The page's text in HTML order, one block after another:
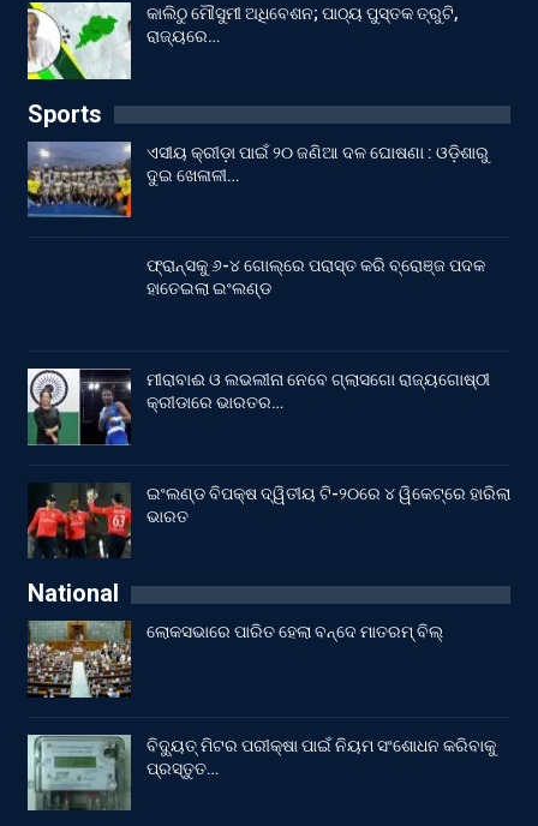
କାଲିଠୁ ମୌସୁମୀ ଅଧିବେଶନ; ପାଠ୍ୟ ପୁସ୍ତକ ତ୍ରୁଟି,
ରାଜ୍ୟରେ…
Sports
ଏସୀୟ କ୍ରୀଡ଼ା ପାଇଁ ୨୦ ଜଣିଆ ଦଳ ଘୋଷଣା : ଓଡ଼ିଶାରୁ
ଦୁଇ ଖେଳାଳୀ…
ଫ୍ରାନ୍ସକୁ ୬-୪ ଗୋଲ୍‌ରେ ପରାସ୍ତ କରି ବ୍ରୋଞ୍ଜ ପଦକ
ହାତେଇଲା ଇଂଲଣ୍ଡ
ମୀରାବାଈ ଓ ଲଭଲୀନା ନେବେ ଗ୍ଲାସଗୋ ରାଜ୍ୟଗୋଷ୍ଠୀ
କ୍ରୀଡାରେ ଭାରତର…
ଇଂଲଣ୍ଡ ବିପକ୍ଷ ଦ୍ୱିତୀୟ ଟି-୨୦ରେ ୪ ୱିକେଟ୍‌ରେ ହାରିଲା
ଭାରତ
National
ଲୋକସଭାରେ ପାରିତ ହେଲା ବନ୍ଦେ ମାତରମ୍‌ ବିଲ୍‌
ବିଦ୍ୟୁତ୍ ମିଟର ପରୀକ୍ଷା ପାଇଁ ନିୟମ ସଂଶୋଧନ କରିବାକୁ
ପ୍ରସ୍ତୁତ…